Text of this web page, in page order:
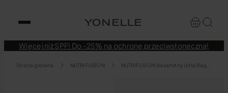
Więcej niż SPF! Do -25% na ochronę przeciwsłoneczną!
Strona główna NUTRIFUSÍON NUTRIFUSÍON Aksamitny Ultra Regenerator Do Ust Z Ceramidami Supreme